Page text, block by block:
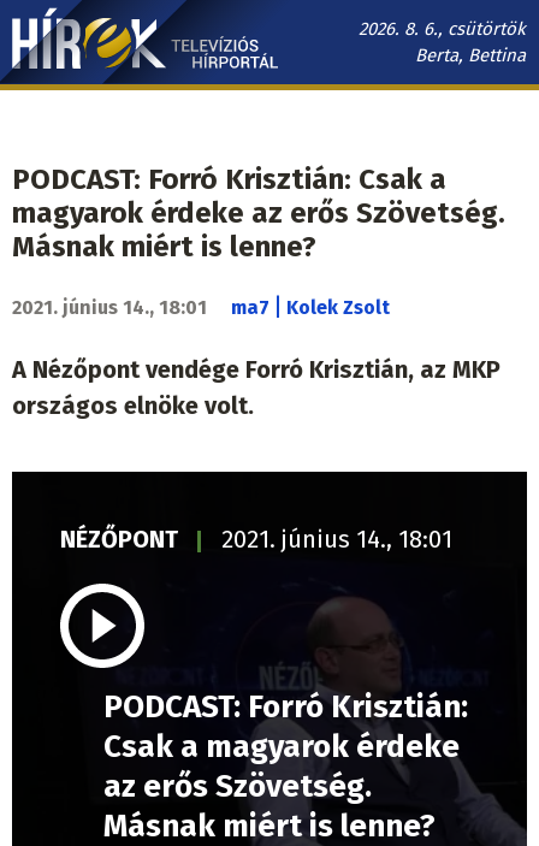
Ugrás
tartalomra
2026. 8. 6., csütörtök
Berta, Bettina
Hírek.sk
PODCAST: Forró Krisztián: Csak a
magyarok érdeke az erős Szövetség.
Másnak miért is lenne?
2021. június 14., 18:01 ma7 Kolek Zsolt
A Nézőpont vendége Forró Krisztián, az MKP
országos elnöke volt.
NÉZŐPONT 2021. június 14., 18:01
PODCAST: Forró Krisztián:
Csak a magyarok érdeke
az erős Szövetség.
Másnak miért is lenne?